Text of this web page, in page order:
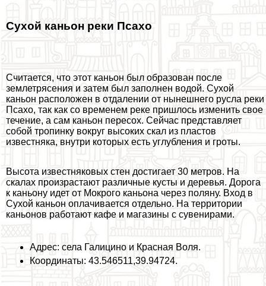
Сухой каньон реки Псахо
Считается, что этот каньон был образован после
землетрясения и затем был заполнен водой. Сухой
каньон расположен в отдалении от нынешнего русла реки
Псахо, так как со временем реке пришлось изменить свое
течение, а сам каньон пересох. Сейчас представляет
собой тропинку вокруг высоких скал из пластов
известняка, внутри которых есть углубления и гроты.
Высота известняковых стен достигает 30 метров. На
скалах произрастают различные кусты и деревья. Дорога
к каньону идет от Мокрого каньона через поляну. Вход в
Сухой каньон оплачивается отдельно. На территории
каньонов работают кафе и магазины с сувенирами.
Адрес: села Галицино и Красная Воля.
Координаты: 43.546511,39.94724.